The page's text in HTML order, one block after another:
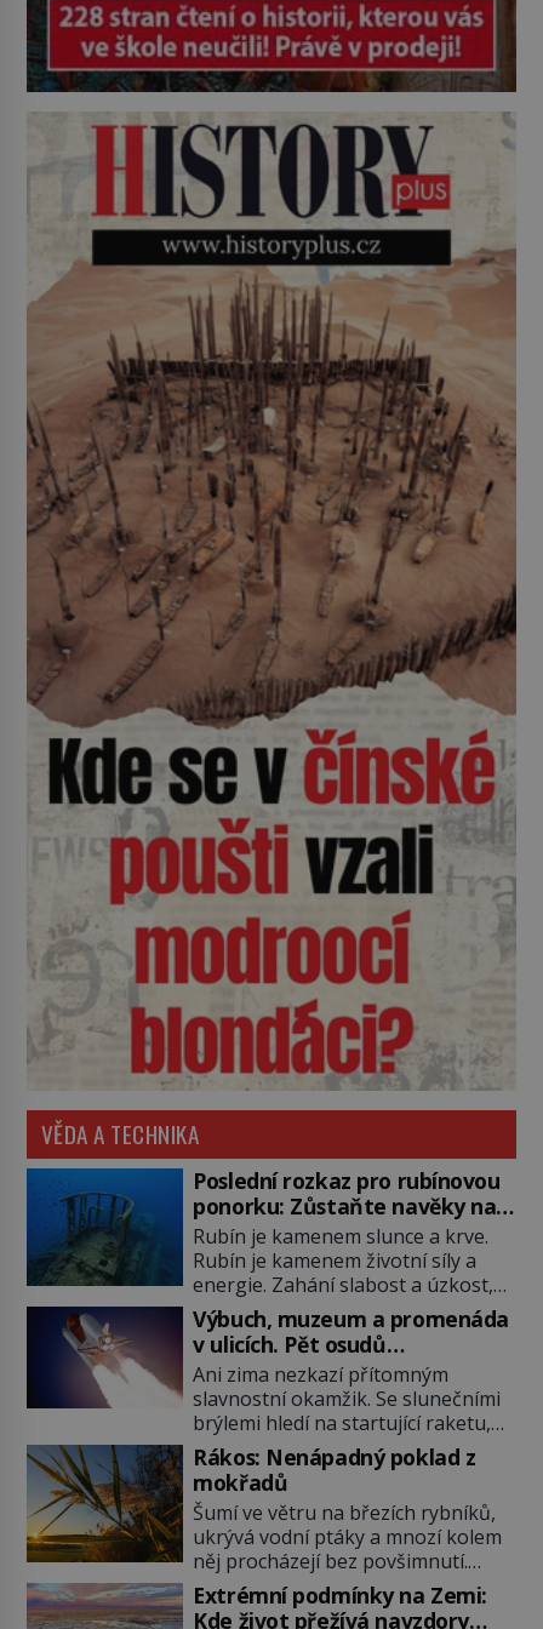
VĚDA A TECHNIKA
Poslední rozkaz pro rubínovou
ponorku: Zůstaňte navěky na
mořském dně!
Rubín je kamenem slunce a krve.
Rubín je kamenem životní síly a
energie. Zahání slabost a úzkost,
posiluje srdce. Rubín je dobrým
jménem pro neživý stroj, kterému
člověk prokázal čest nezmizet
v tavicí peci a našel mu místo
k poslednímu odpočinku. Je druhá
polovina 50. let minulého století.
Nálože spočítány, umístěny a
odpáleny. Trup ponorky nabírá
vodu […]
Výbuch, muzeum a promenáda
v ulicích. Pět osudů
nejslavnějších raketoplánů
Ani zima nezkazí přítomným
slavnostní okamžik. Se slunečními
brýlemi hledí na startující raketu,
která má do vesmíru vynést kromě
posádky také obyčejnou učitelku.
Po několika sekundách všem
ztuhnou úsměvy, stroj totiž
exploduje. Jejich konstrukce není
z levného kraje, daňové poplatníky
stojí miliardy dolarů. Na druhou
stranu zvládnou jen představitelné
Rákos: Nenápadný poklad z
mokřadů
Šumí ve větru na březích rybníků,
ukrývá vodní ptáky a mnozí kolem
něj procházejí bez povšimnutí.
Přesto právě rákos pomáhal stavět
domy, vyrábět lodě, zapisovat první
Extrémní podmínky na Zemi:
Kde život přežívá navzdory